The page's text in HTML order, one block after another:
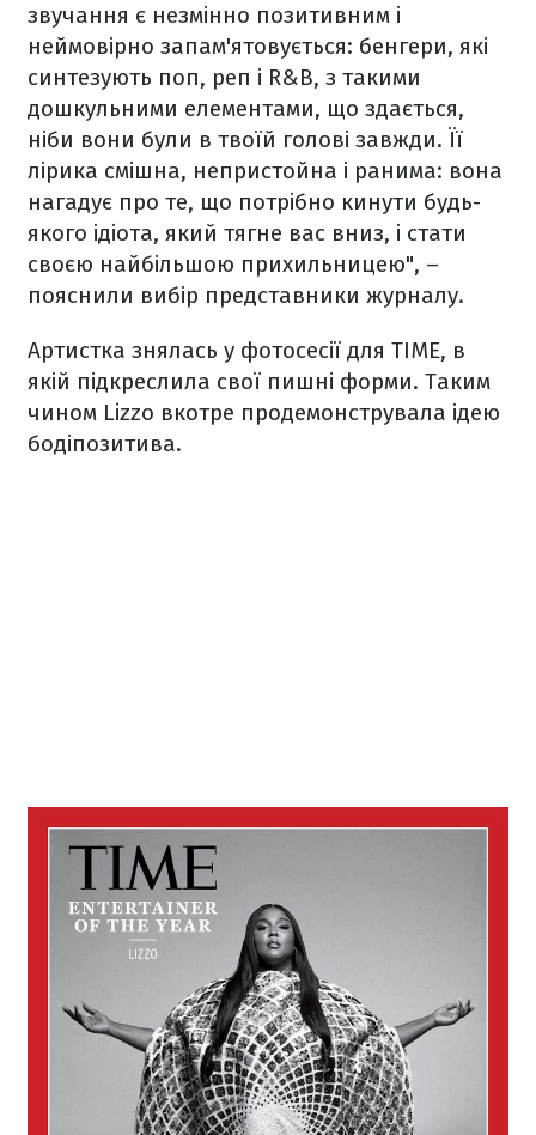
звучання є незмінно позитивним і
неймовірно запам'ятовується: бенгери, які
синтезують поп, реп і R&B, з такими
дошкульними елементами, що здається,
ніби вони були в твоїй голові завжди. Її
лірика смішна, непристойна і ранима: вона
нагадує про те, що потрібно кинути будь-
якого ідіота, який тягне вас вниз, і стати
своєю найбільшою прихильницею", –
пояснили вибір представники журналу.
Артистка знялась у фотосесії для TIME, в
якій підкреслила свої пишні форми. Таким
чином Lizzo вкотре продемонструвала ідею
бодіпозитива.